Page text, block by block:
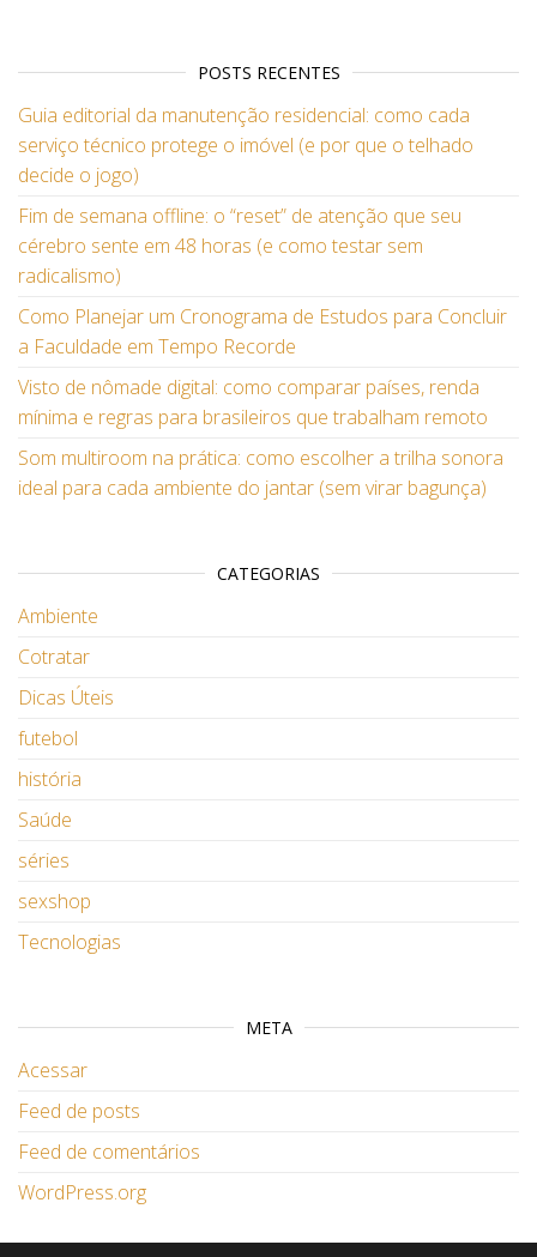
POSTS RECENTES
Guia editorial da manutenção residencial: como cada
serviço técnico protege o imóvel (e por que o telhado
decide o jogo)
Fim de semana offline: o “reset” de atenção que seu
cérebro sente em 48 horas (e como testar sem
radicalismo)
Como Planejar um Cronograma de Estudos para Concluir
a Faculdade em Tempo Recorde
Visto de nômade digital: como comparar países, renda
mínima e regras para brasileiros que trabalham remoto
Som multiroom na prática: como escolher a trilha sonora
ideal para cada ambiente do jantar (sem virar bagunça)
CATEGORIAS
Ambiente
Cotratar
Dicas Úteis
futebol
história
Saúde
séries
sexshop
Tecnologias
META
Acessar
Feed de posts
Feed de comentários
WordPress.org